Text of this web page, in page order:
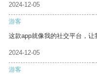
2024-12-05
游客
这款app就像我的社交平台，让
2024-12-05
游客